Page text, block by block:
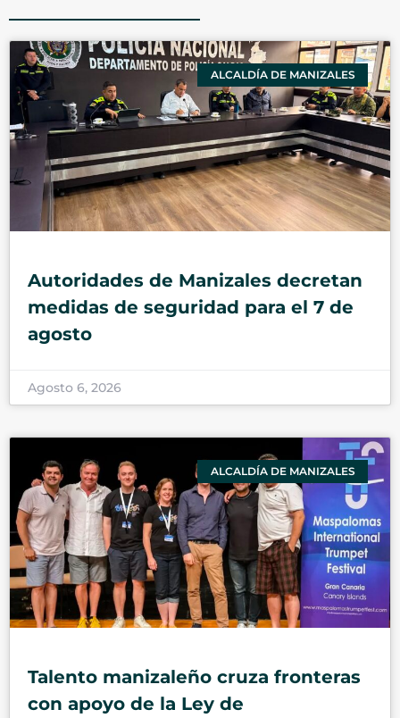
ALCALDÍA DE MANIZALES
Autoridades de Manizales decretan
medidas de seguridad para el 7 de
agosto
Agosto 6, 2026
ALCALDÍA DE MANIZALES
Talento manizaleño cruza fronteras
con apoyo de la Ley de